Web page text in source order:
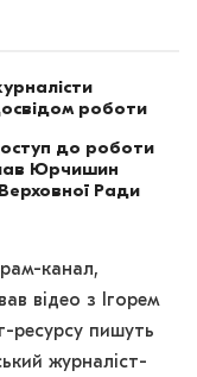
роботи
до роботи
Юрчишин
Ради
канал,
відео з Ігорем
ресурсу пишуть
журналіст-